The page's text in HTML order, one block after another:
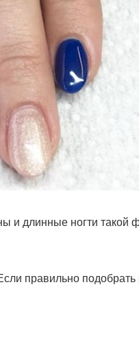
и длинные ногти
правильно подобрать